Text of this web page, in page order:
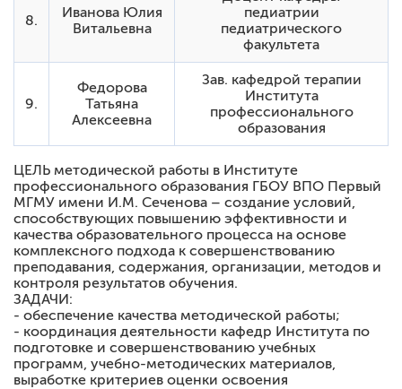
8.
Иванова Юлия
Витальевна
педиатрии
педиатрического
факультета
9.
Федорова
Татьяна
Алексеевна
Зав. кафедрой терапии
Института
профессионального
образования
ЦЕЛЬ методической работы в Институте
профессионального образования ГБОУ ВПО Первый
МГМУ имени И.М. Сеченова – создание условий,
способствующих повышению эффективности и
качества образовательного процесса на основе
комплексного подхода к совершенствованию
преподавания, содержания, организации, методов и
контроля результатов обучения.
ЗАДАЧИ:
- обеспечение качества методической работы;
- координация деятельности кафедр Института по
подготовке и совершенствованию учебных
программ, учебно-методических материалов,
выработке критериев оценки освоения